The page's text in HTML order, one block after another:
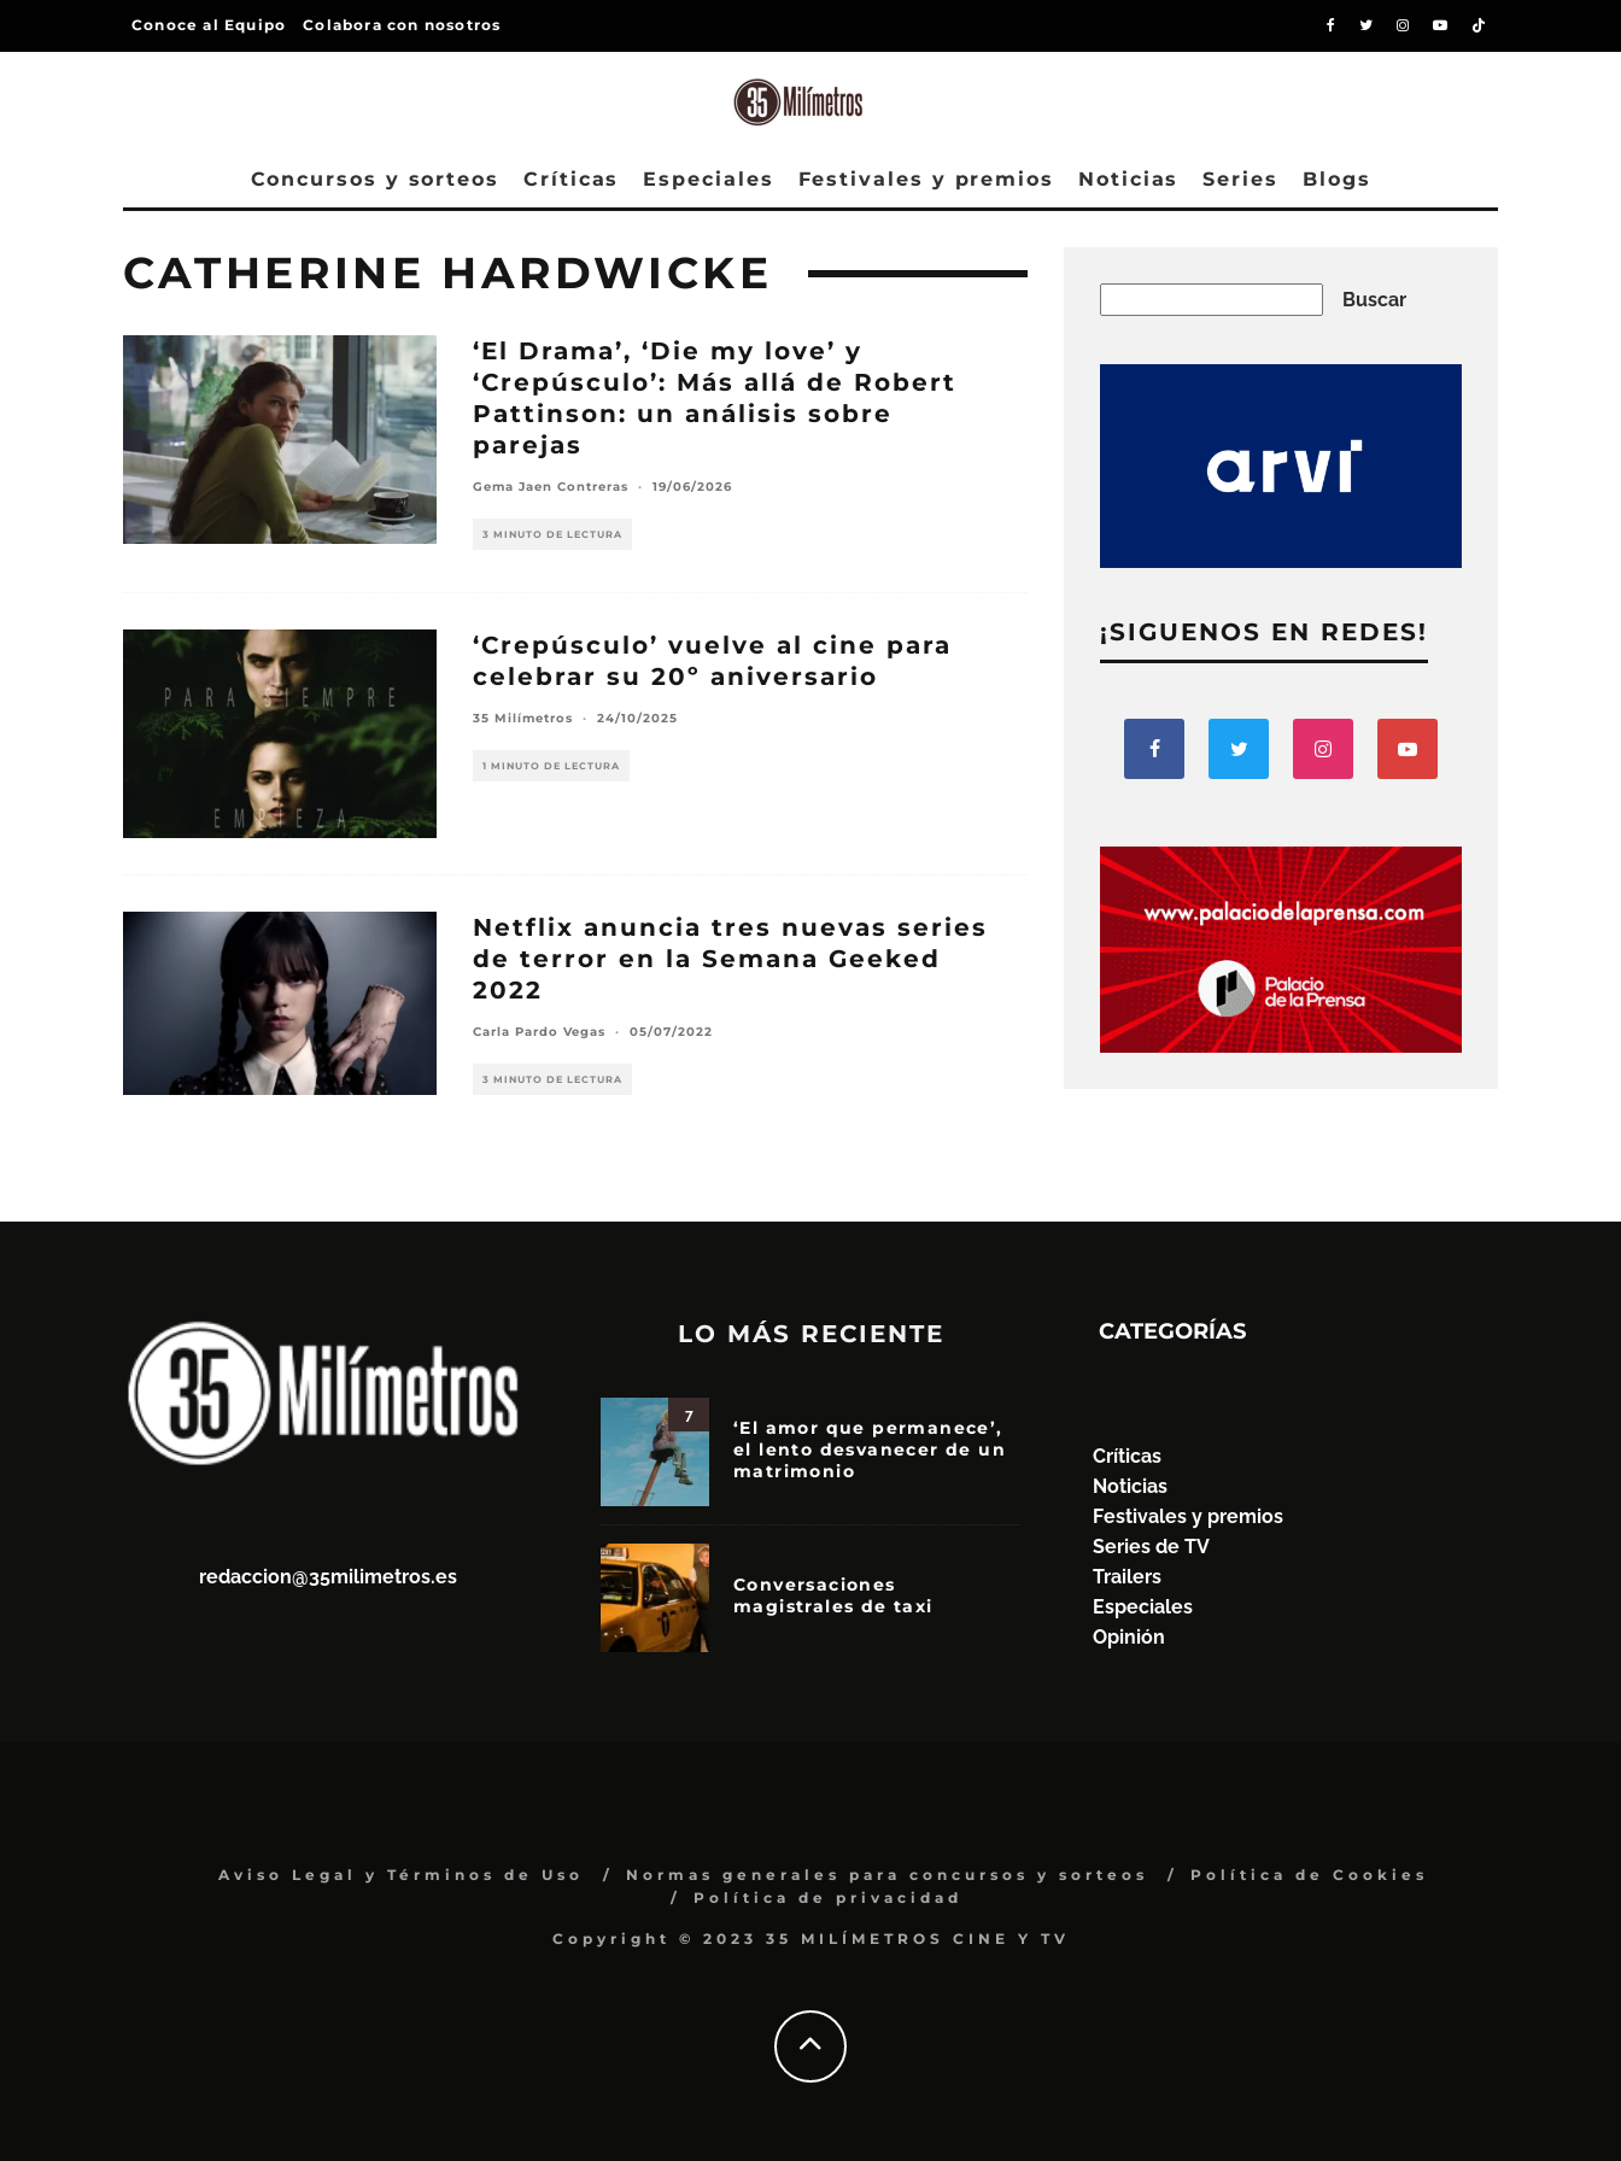
Conoce al Equipo Colabora con nosotros
Concursos y sorteos Críticas Especiales Festivales y premios Noticias Series Blogs
CATHERINE HARDWICKE
‘El Drama’, ‘Die my love’ y
‘Crepúsculo’: Más allá de Robert
Pattinson: un análisis sobre
parejas
Gema Jaen Contreras · 19/06/2026
3 MINUTO DE LECTURA
‘Crepúsculo’ vuelve al cine para
celebrar su 20º aniversario
35 Milímetros · 24/10/2025
1 MINUTO DE LECTURA
Netflix anuncia tres nuevas series
de terror en la Semana Geeked
2022
Carla Pardo Vegas · 05/07/2022
3 MINUTO DE LECTURA
Buscar
¡SIGUENOS EN REDES!
redaccion@35milimetros.es
LO MÁS RECIENTE
7
‘El amor que permanece’,
el lento desvanecer de un
matrimonio
Conversaciones
magistrales de taxi
CATEGORÍAS
Críticas
Noticias
Festivales y premios
Series de TV
Trailers
Especiales
Opinión
Aviso Legal y Términos de Uso Normas generales para concursos y sorteos
Política de Cookies
Política de privacidad
Copyright © 2023 35 MILÍMETROS CINE Y TV